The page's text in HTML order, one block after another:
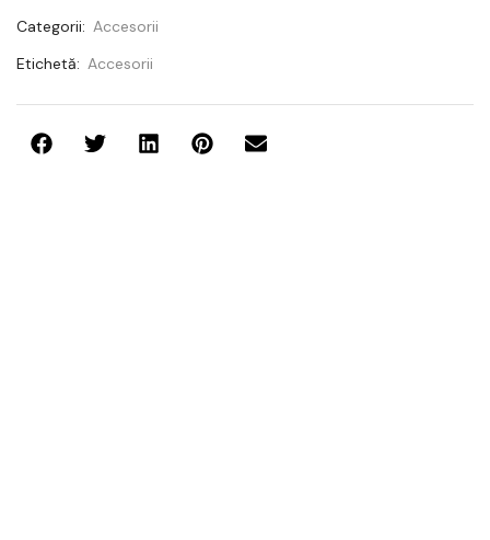
Categorii: Accesorii
Etichetă: Accesorii